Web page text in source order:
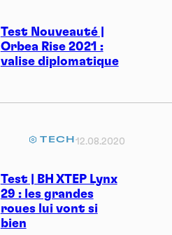
Test Nouveauté |
Orbea Rise 2021 :
valise diplomatique
Test | BH XTEP Lynx
29 : les grandes
roues lui vont si
bien
TECH12.08.2020